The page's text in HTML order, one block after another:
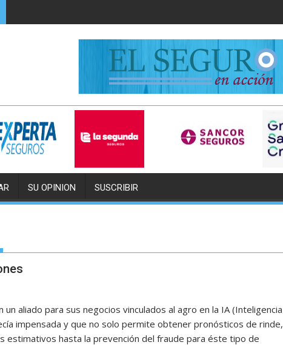
SU OPINION SUSCRIBIR
aliado para sus negocios vinculados al agro en la IA (Inteligencia
impensada y que no solo permite obtener pronósticos de rinde,
estimativos hasta la prevención del fraude para éste tipo de